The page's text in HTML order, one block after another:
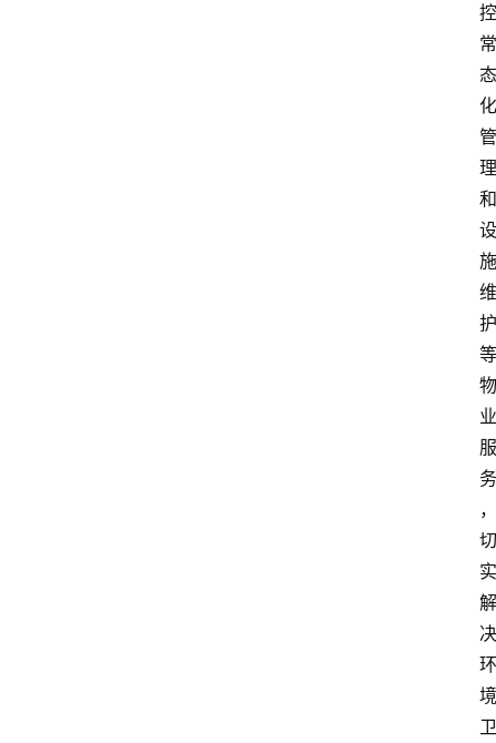
控
常
态
化
管
理
和
设
施
维
护
等
物
业
服
务
，
切
实
解
决
环
境
卫